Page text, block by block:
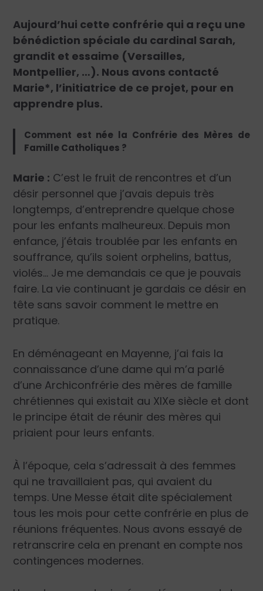
Aujourd’hui cette confrérie qui a reçu une
bénédiction spéciale du cardinal Sarah,
grandit et essaime (Versailles,
Montpellier, …). Nous avons contacté
Marie*, l’initiatrice de ce projet, pour en
apprendre plus.
Comment est née la Confrérie des Mères de
Famille Catholiques ?
Marie : C’est le fruit de rencontres et d’un
désir personnel que j’avais depuis très
longtemps, d’entreprendre quelque chose
pour les enfants malheureux. Depuis mon
enfance, j’étais troublée par les enfants en
souffrance, qu’ils soient orphelins, battus,
violés… Je me demandais ce que je pouvais
faire. La vie continuant je gardais ce désir en
tête sans savoir comment le mettre en
pratique.
En déménageant en Mayenne, j’ai fais la
connaissance d’une dame qui m’a parlé
d’une Archiconfrérie des mères de famille
chrétiennes qui existait au XIXe siècle et dont
le principe était de réunir des mères qui
priaient pour leurs enfants.
À l’époque, cela s’adressait à des femmes
qui ne travaillaient pas, qui avaient du
temps. Une Messe était dite spécialement
tous les mois pour cette confrérie en plus de
réunions fréquentes. Nous avons essayé de
retranscrire cela en prenant en compte nos
contingences modernes.